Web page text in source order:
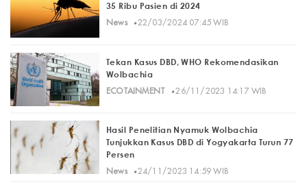
35 Ribu Pasien di 2024
News· 22/03/2024 07:45 WIB
Tekan Kasus DBD, WHO Rekomendasikan
Wolbachia
ECOTAINMENT
· 26/11/2023 14:17 WIB
Hasil Penelitian Nyamuk Wolbachia
Tunjukkan Kasus DBD di Yogyakarta Turun 77
Persen
News· 24/11/2023 14:59 WIB